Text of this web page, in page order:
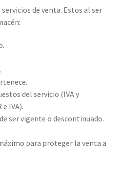
de venta. Estos al ser
del servicio (IVA y
IVA).
ser vigente o descontinuado.
para proteger la venta a